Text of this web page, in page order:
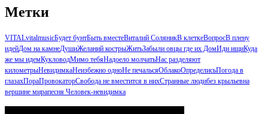
Метки
VITALvitalmusicБудет бунтБыть вместеВиталий СоляникВ клеткеВопросВ плену
идейДом на камнеДушиЖеланий кострыЖитьЗабыли овцы где их ДомИди ищиКуда
же мы идемКукловодМимо тебяНадоело молчатьНас разделяют
километрыНевидимкаНеизбежно одноНе печальсяОблакоОпределисьПогода в
глазахПораПровокаторСвобода не вместится в нихСтранные людибез крыльевна
вершине мирапесня Человек-невидимка